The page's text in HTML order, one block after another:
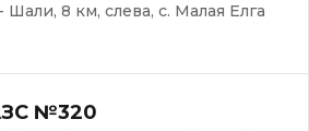
8 км, слева, с. Малая Елга
№320